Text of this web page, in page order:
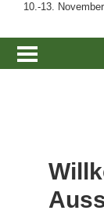
10.-13.